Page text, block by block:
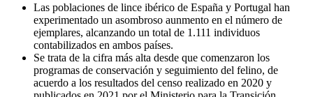
Las poblaciones de lince ibérico de España y Portugal han
experimentado un asombroso aunmento en el número de
ejemplares, alcanzando un total de 1.111 individuos
contabilizados en ambos países.
Se trata de la cifra más alta desde que comenzaron los
programas de conservación y seguimiento del felino, de
acuerdo a los resultados del censo realizado en 2020 y